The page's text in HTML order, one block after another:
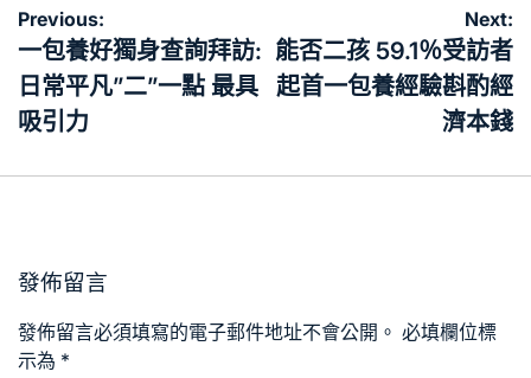
文
章
導
覽
Previous:
一包養好獨身查詢拜訪:
日常平凡”二”一點 最具
吸引力
Next:
能否二孩 59.1％受訪者
起首一包養經驗斟酌經
濟本錢
發佈留言
發佈留言必須填寫的電子郵件地址不會公開。 必填欄位標
示為 *